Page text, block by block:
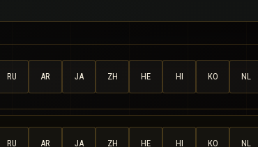
RU AR JA ZH HE HI KO NL
RU AR JA ZH HE HI KO NL